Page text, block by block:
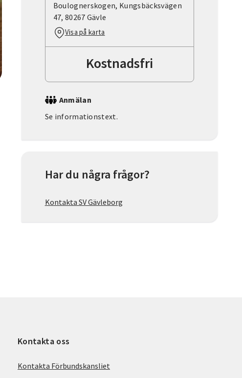
Boulognerskogen, Kungsbäcksvägen
47, 80267 Gävle
Visa på karta
Kostnadsfri
Anmälan
Se informationstext.
Har du några frågor?
Kontakta SV Gävleborg
Kontakta oss
Kontakta Förbundskansliet